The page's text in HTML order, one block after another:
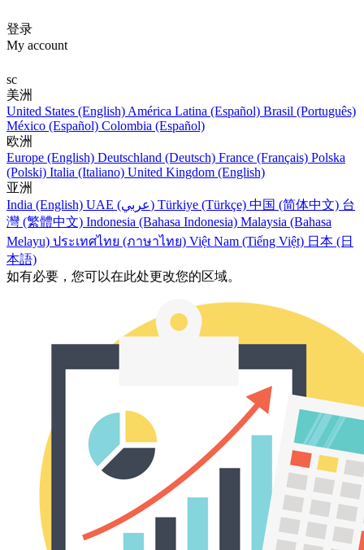
登录
My account
sc
美洲
United States (English) América Latina (Español) Brasil (Português)
México (Español) Colombia (Español)
欧洲
Europe (English) Deutschland (Deutsch) France (Français) Polska
(Polski) Italia (Italiano) United Kingdom (English)
亚洲
India (English)
UAE (عربي) Türkiye (Türkçe) 中国 (简体中文) 台
灣 (繁體中文) Indonesia (Bahasa Indonesia) Malaysia (Bahasa
Melayu) ประเทศไทย (ภาษาไทย) Việt Nam (Tiếng Việt) 日本 (日
本語)
如有必要，您可以在此处更改您的区域。